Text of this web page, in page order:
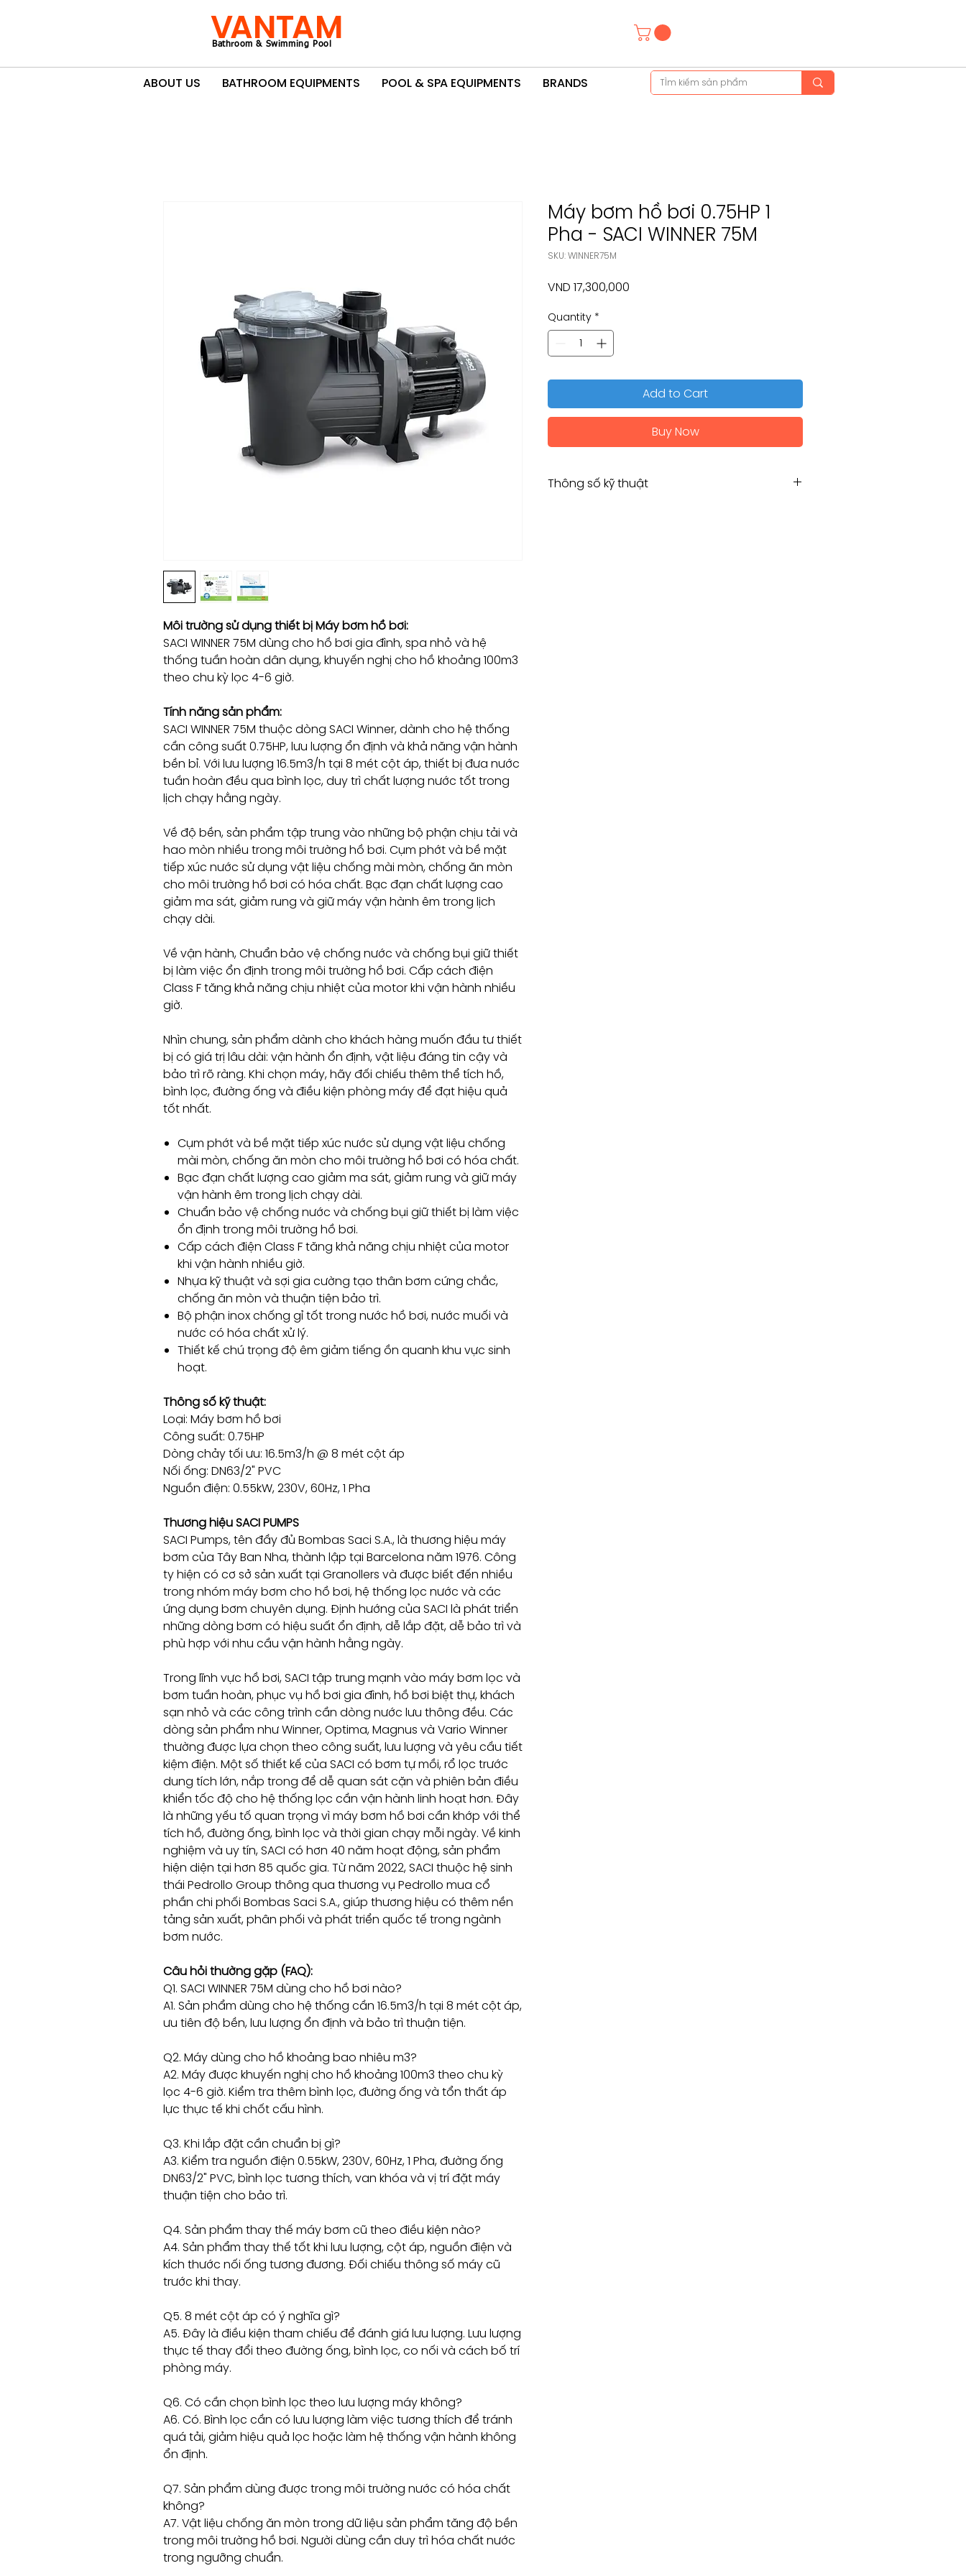
VANTAM
Bathroom & Swimming Pool
ABOUT US BATHROOM EQUIPMENTS POOL & SPA EQUIPMENTS BRANDS
Môi trường sử dụng thiết bị Máy bơm hồ bơi:
SACI WINNER 75M dùng cho hồ bơi gia đình, spa nhỏ và hệ
thống tuần hoàn dân dụng, khuyến nghị cho hồ khoảng 100m3
theo chu kỳ lọc 4-6 giờ.
Tính năng sản phẩm:
SACI WINNER 75M thuộc dòng SACI Winner, dành cho hệ thống
cần công suất 0.75HP, lưu lượng ổn định và khả năng vận hành
bền bỉ. Với lưu lượng 16.5m3/h tại 8 mét cột áp, thiết bị đưa nước
tuần hoàn đều qua bình lọc, duy trì chất lượng nước tốt trong
lịch chạy hằng ngày.
Về độ bền, sản phẩm tập trung vào những bộ phận chịu tải và
hao mòn nhiều trong môi trường hồ bơi. Cụm phớt và bề mặt
tiếp xúc nước sử dụng vật liệu chống mài mòn, chống ăn mòn
cho môi trường hồ bơi có hóa chất. Bạc đạn chất lượng cao
giảm ma sát, giảm rung và giữ máy vận hành êm trong lịch
chạy dài.
Về vận hành, Chuẩn bảo vệ chống nước và chống bụi giữ thiết
bị làm việc ổn định trong môi trường hồ bơi. Cấp cách điện
Class F tăng khả năng chịu nhiệt của motor khi vận hành nhiều
giờ.
Nhìn chung, sản phẩm dành cho khách hàng muốn đầu tư thiết
bị có giá trị lâu dài: vận hành ổn định, vật liệu đáng tin cậy và
bảo trì rõ ràng. Khi chọn máy, hãy đối chiếu thêm thể tích hồ,
bình lọc, đường ống và điều kiện phòng máy để đạt hiệu quả
tốt nhất.
Cụm phớt và bề mặt tiếp xúc nước sử dụng vật liệu chống
mài mòn, chống ăn mòn cho môi trường hồ bơi có hóa chất.
Bạc đạn chất lượng cao giảm ma sát, giảm rung và giữ máy
vận hành êm trong lịch chạy dài.
Chuẩn bảo vệ chống nước và chống bụi giữ thiết bị làm việc
ổn định trong môi trường hồ bơi.
Cấp cách điện Class F tăng khả năng chịu nhiệt của motor
khi vận hành nhiều giờ.
Nhựa kỹ thuật và sợi gia cường tạo thân bơm cứng chắc,
chống ăn mòn và thuận tiện bảo trì.
Bộ phận inox chống gỉ tốt trong nước hồ bơi, nước muối và
nước có hóa chất xử lý.
Thiết kế chú trọng độ êm giảm tiếng ồn quanh khu vực sinh
hoạt.
Thông số kỹ thuật:
Loại: Máy bơm hồ bơi
Công suất: 0.75HP
Dòng chảy tối ưu: 16.5m3/h @ 8 mét cột áp
Nối ống: DN63/2" PVC
Nguồn điện: 0.55kW, 230V, 60Hz, 1 Pha
Thương hiệu SACI PUMPS
SACI Pumps, tên đầy đủ Bombas Saci S.A., là thương hiệu máy
bơm của Tây Ban Nha, thành lập tại Barcelona năm 1976. Công
ty hiện có cơ sở sản xuất tại Granollers và được biết đến nhiều
trong nhóm máy bơm cho hồ bơi, hệ thống lọc nước và các
ứng dụng bơm chuyên dụng. Định hướng của SACI là phát triển
những dòng bơm có hiệu suất ổn định, dễ lắp đặt, dễ bảo trì và
phù hợp với nhu cầu vận hành hằng ngày.
Trong lĩnh vực hồ bơi, SACI tập trung mạnh vào máy bơm lọc và
bơm tuần hoàn, phục vụ hồ bơi gia đình, hồ bơi biệt thự, khách
sạn nhỏ và các công trình cần dòng nước lưu thông đều. Các
dòng sản phẩm như Winner, Optima, Magnus và Vario Winner
thường được lựa chọn theo công suất, lưu lượng và yêu cầu tiết
kiệm điện. Một số thiết kế của SACI có bơm tự mồi, rổ lọc trước
dung tích lớn, nắp trong để dễ quan sát cặn và phiên bản điều
khiển tốc độ cho hệ thống lọc cần vận hành linh hoạt hơn. Đây
là những yếu tố quan trọng vì máy bơm hồ bơi cần khớp với thể
tích hồ, đường ống, bình lọc và thời gian chạy mỗi ngày. Về kinh
nghiệm và uy tín, SACI có hơn 40 năm hoạt động, sản phẩm
hiện diện tại hơn 85 quốc gia. Từ năm 2022, SACI thuộc hệ sinh
thái Pedrollo Group thông qua thương vụ Pedrollo mua cổ
phần chi phối Bombas Saci S.A., giúp thương hiệu có thêm nền
tảng sản xuất, phân phối và phát triển quốc tế trong ngành
bơm nước.
Câu hỏi thường gặp (FAQ):
Q1. SACI WINNER 75M dùng cho hồ bơi nào?
A1. Sản phẩm dùng cho hệ thống cần 16.5m3/h tại 8 mét cột áp,
ưu tiên độ bền, lưu lượng ổn định và bảo trì thuận tiện.
Q2. Máy dùng cho hồ khoảng bao nhiêu m3?
A2. Máy được khuyến nghị cho hồ khoảng 100m3 theo chu kỳ
lọc 4-6 giờ. Kiểm tra thêm bình lọc, đường ống và tổn thất áp
lực thực tế khi chốt cấu hình.
Q3. Khi lắp đặt cần chuẩn bị gì?
A3. Kiểm tra nguồn điện 0.55kW, 230V, 60Hz, 1 Pha, đường ống
DN63/2" PVC, bình lọc tương thích, van khóa và vị trí đặt máy
thuận tiện cho bảo trì.
Q4. Sản phẩm thay thế máy bơm cũ theo điều kiện nào?
A4. Sản phẩm thay thế tốt khi lưu lượng, cột áp, nguồn điện và
kích thước nối ống tương đương. Đối chiếu thông số máy cũ
trước khi thay.
Q5. 8 mét cột áp có ý nghĩa gì?
A5. Đây là điều kiện tham chiếu để đánh giá lưu lượng. Lưu lượng
thực tế thay đổi theo đường ống, bình lọc, co nối và cách bố trí
phòng máy.
Q6. Có cần chọn bình lọc theo lưu lượng máy không?
A6. Có. Bình lọc cần có lưu lượng làm việc tương thích để tránh
quá tải, giảm hiệu quả lọc hoặc làm hệ thống vận hành không
ổn định.
Q7. Sản phẩm dùng được trong môi trường nước có hóa chất
không?
A7. Vật liệu chống ăn mòn trong dữ liệu sản phẩm tăng độ bền
trong môi trường hồ bơi. Người dùng cần duy trì hóa chất nước
trong ngưỡng chuẩn.
Máy bơm hồ bơi 0.75HP 1
Pha - SACI WINNER 75M
SKU: WINNER75M
VND 17,300,000
Quantity *
Add to Cart
Buy Now
Thông số kỹ thuật